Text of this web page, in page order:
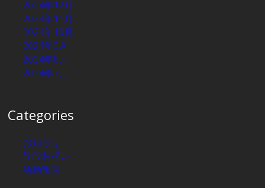
2024年12月
2024年11月
2024年10月
2024年9月
2024年8月
2024年7月
Categories
お知らせ
昇段お祝い
活動報告